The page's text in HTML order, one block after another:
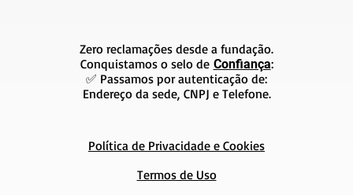
Zero reclamações desde a fundação.
Conquistamos o selo de Confiança:
✅ Passamos por autenticação de:
Endereço da sede, CNPJ e Telefone.
Política de Privacidade e Cookies
Termos de Uso